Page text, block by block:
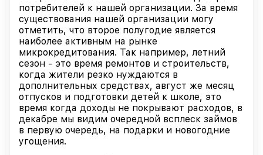
потребителей к нашей организации. За время
существования нашей организации могу
отметить, что второе полугодие является
наиболее активным на рынке
микрокредитования. Так например, летний
сезон - это время ремонтов и строительств,
когда жители резко нуждаются в
дополнительных средствах, август же месяц
отпусков и подготовки детей к школе, это
время когда доходы не покрывают расходов, в
декабре мы видим очередной всплеск займов
в первую очередь, на подарки и новогодние
угощения.